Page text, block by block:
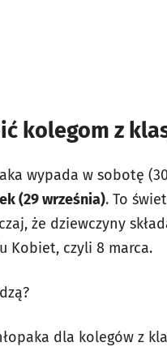
kolegom z
wypada w sobotę (
(29 września). To
że dziewczyny
Kobiet, czyli 8 marca.
dla kolegów z